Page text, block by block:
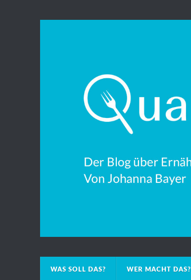
WAS SOLL DAS? WER MACHT DAS?